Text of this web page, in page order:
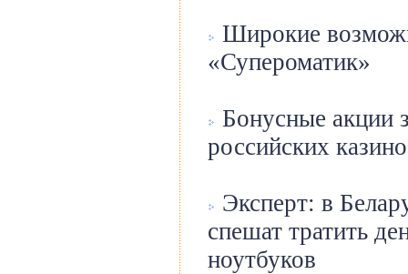
Широкие
«Супероматик»
Бонусные акции
российских
Эксперт: в
спешат тратить
ноутбуков